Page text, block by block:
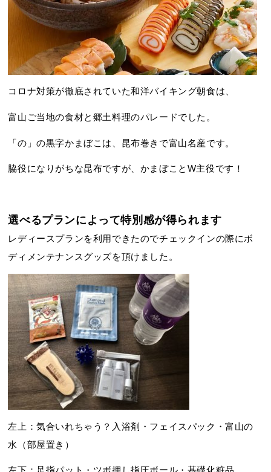
コロナ対策が徹底されていた和洋バイキング朝食は、
富山ご当地の食材と郷土料理のパレードでした。
「の」の黒字かまぼこは、昆布巻きで富山名産です。
脇役になりがちな昆布ですが、かまぼことW主役です！
選べるプランによって特別感が得られます
レディースプランを利用できたのでチェックインの際にボ
ディメンテナンスグッズを頂けました。
左上：気合いれちゃう？入浴剤・フェイスパック・富山の
水（部屋置き）